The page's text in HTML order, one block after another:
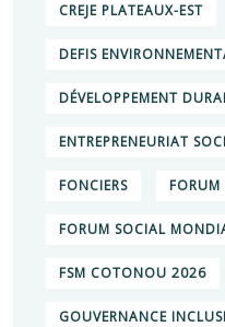
CREJE PLATEAUX-EST
DEFIS
DÉVELOPPEMENT
ENTREPRENEURIAT
FONCIERS
FORUM SOCIAL
FSM COTONOU 2026
GOUVERNANCE